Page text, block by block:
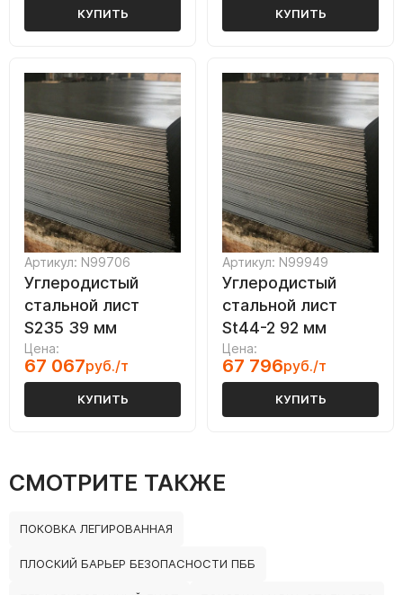
КУПИТЬ КУПИТЬ
Артикул: N99706
Углеродистый
стальной лист
S235 39 мм
Цена:
67 067руб./т
КУПИТЬ
Артикул: N99949
Углеродистый
стальной лист
St44-2 92 мм
Цена:
67 796руб./т
КУПИТЬ
СМОТРИТЕ ТАКЖЕ
ПОКОВКА ЛЕГИРОВАННАЯ
ПЛОСКИЙ БАРЬЕР БЕЗОПАСНОСТИ ПББ